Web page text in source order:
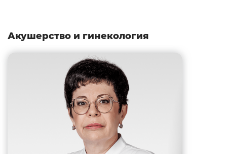
Акушерство и гинекология